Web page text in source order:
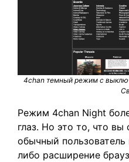
4chan темный режим с
Режим 4chan Night
глаз. Но это то, что вы
обычный
либо расширение